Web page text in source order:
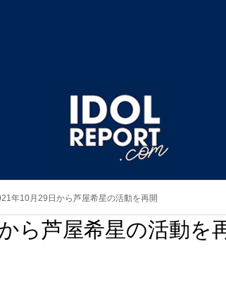
年10月29日から芦屋希星の活動を再開
ら芦屋希星の活動を